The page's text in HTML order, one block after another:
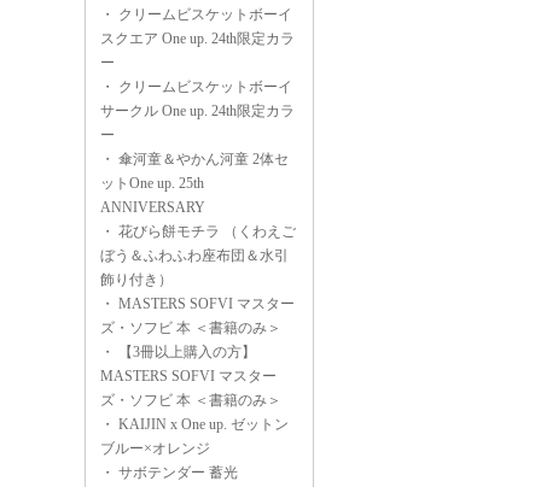
・ クリームビスケットボーイ
スクエア One up. 24th限定カラ
ー
・ クリームビスケットボーイ
サークル One up. 24th限定カラ
ー
・ 傘河童＆やかん河童 2体セ
ットOne up. 25th
ANNIVERSARY
・ 花びら餅モチラ （くわえご
ぼう＆ふわふわ座布団＆水引
飾り付き）
・ MASTERS SOFVI マスター
ズ・ソフビ 本 ＜書籍のみ＞
・
【3冊以上購入の方】
MASTERS SOFVI マスター
ズ・ソフビ 本 ＜書籍のみ＞
・ KAIJIN x One up. ゼットン
ブルー×オレンジ
・ サボテンダー 蓄光